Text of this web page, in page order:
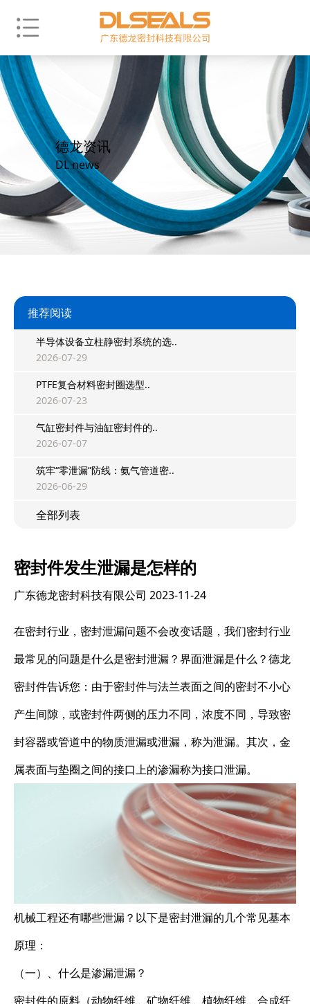
德龙资讯
DL news
推荐阅读
半导体设备立柱静密封系统的选..
2026-07-29
PTFE复合材料密封圈选型..
2026-07-23
气缸密封件与油缸密封件的..
2026-07-07
筑牢“零泄漏”防线：氨气管道密..
2026-06-29
全部列表
密封件发生泄漏是怎样的
广东德龙密封科技有限公司 2023-11-24
在密封行业，密封泄漏问题不会改变话题，我们密封行业
最常见的问题是什么是密封泄漏？界面泄漏是什么？德龙
密封件告诉您：由于密封件与法兰表面之间的密封不小心
产生间隙，或密封件两侧的压力不同，浓度不同，导致密
封容器或管道中的物质泄漏或泄漏，称为泄漏。其次，金
属表面与垫圈之间的接口上的渗漏称为接口泄漏。
机械工程还有哪些泄漏？以下是密封泄漏的几个常见基本
原理：
（一）、什么是渗漏泄漏？
密封件的原料（动物纤维、矿物纤维、植物纤维、合成纤